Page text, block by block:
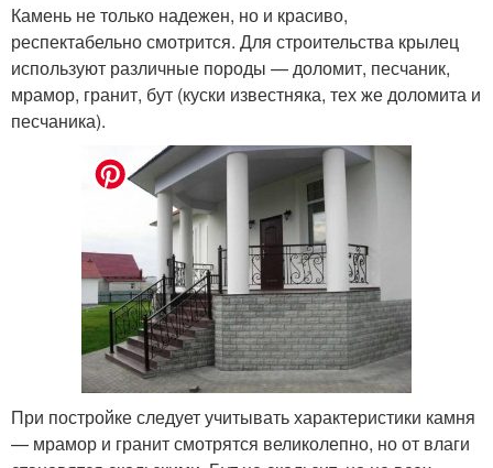
Камень не только надежен, но и красиво,
респектабельно смотрится. Для строительства крылец
используют различные породы — доломит, песчаник,
мрамор, гранит, бут (куски известняка, тех же доломита и
песчаника).
При постройке следует учитывать характеристики камня
— мрамор и гранит смотрятся великолепно, но от влаги